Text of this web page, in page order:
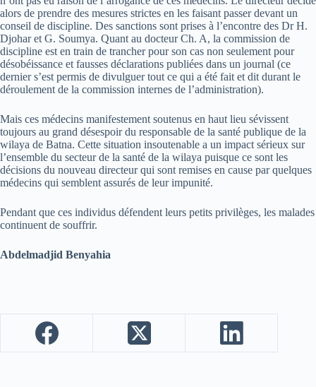
alors de prendre des mesures strictes en les faisant passer devant un
conseil de discipline. Des sanctions sont prises à l’encontre des Dr H.
Djohar et G. Soumya. Quant au docteur Ch. A, la commission de
discipline est en train de trancher pour son cas non seulement pour
désobéissance et fausses déclarations publiées dans un journal (ce
dernier s’est permis de divulguer tout ce qui a été fait et dit durant le
déroulement de la commission internes de l’administration).
Mais ces médecins manifestement soutenus en haut lieu sévissent
toujours au grand désespoir du responsable de la santé publique de la
wilaya de Batna. Cette situation insoutenable a un impact sérieux sur
l’ensemble du secteur de la santé de la wilaya puisque ce sont les
décisions du nouveau directeur qui sont remises en cause par quelques
médecins qui semblent assurés de leur impunité.
Pendant que ces individus défendent leurs petits privilèges, les malades
continuent de souffrir.
Abdelmadjid Benyahia